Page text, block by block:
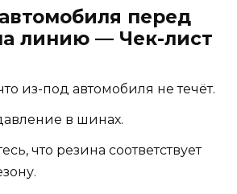
перед
линию — Чек-лист
из-под автомобиля не течёт.
в шинах.
что резина соответствует